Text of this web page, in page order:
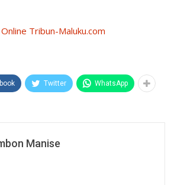
Tribun-Maluku.com
Twitter WhatsApp
Manise